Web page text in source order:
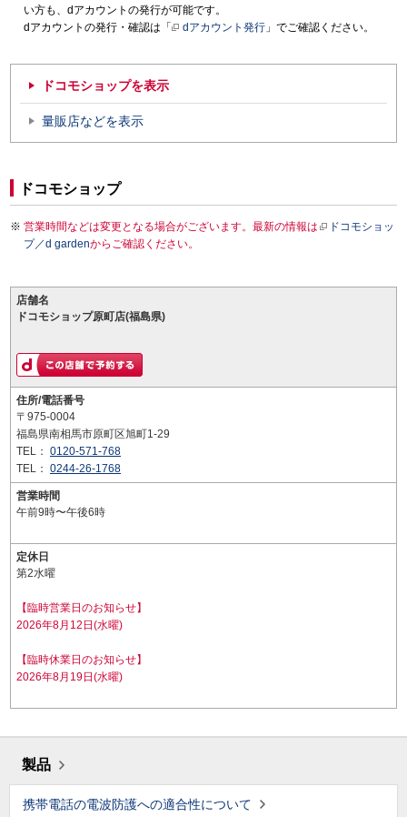
い方も、dアカウントの発行が可能です。
dアカウントの発行・確認は「
dアカウント発行 」でご確認ください。
ドコモショップを表示
量販店などを表示
ドコモショップ
営業時間などは変更となる場合がございます。最新の情報は
ドコモショッ
プ／d gardenからご確認ください。
店舗名
ドコモショップ原町店(福島県)
住所/電話番号
〒975-0004
福島県南相馬市原町区旭町1-29
TEL： 0120-571-768
TEL： 0244-26-1768
営業時間
午前9時〜午後6時
定休日
第2水曜
【臨時営業日のお知らせ】
2026年8月12日(水曜)
【臨時休業日のお知らせ】
2026年8月19日(水曜)
製品
携帯電話の電波防護への適合性について